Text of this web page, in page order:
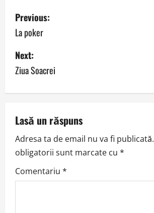
P
o
s
t
n
a
v
i
g
Previous:
La poker
Next:
Ziua Soacrei
Lasă un răspuns
Adresa ta de email nu va fi publicată.
obligatorii sunt marcate cu *
Comentariu *